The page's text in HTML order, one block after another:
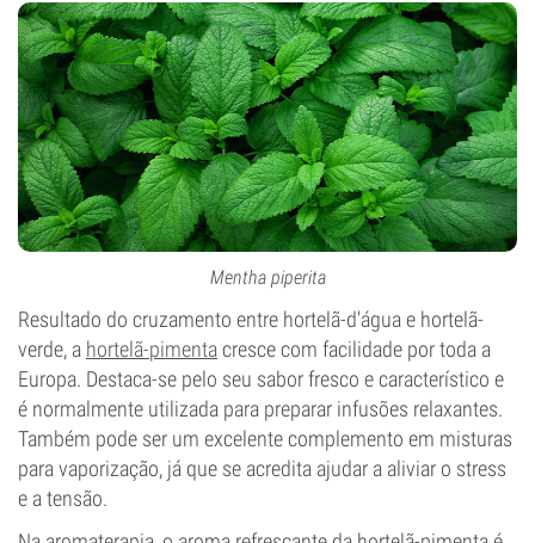
Mentha piperita
Resultado do cruzamento entre hortelã-d'água e hortelã-
verde, a hortelã-pimentacresce com facilidade por toda a
Europa. Destaca-se pelo seu sabor fresco e característico e
é normalmente utilizada para preparar infusões relaxantes.
Também pode ser um excelente complemento em misturas
para vaporização, já que se acredita ajudar a aliviar o stress
e a tensão.